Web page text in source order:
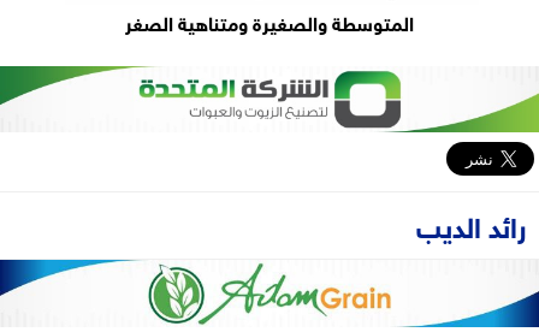
المتوسطة والصغيرة ومتناهية الصغر
رائد الديب